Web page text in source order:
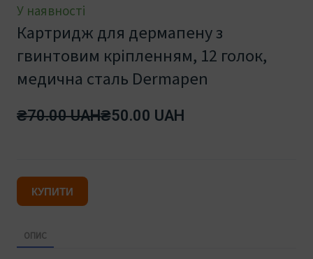
У наявності
Картридж для дермапену з
гвинтовим кріпленням, 12 голок,
медична сталь Dermapen
₴70.00 UAH₴50.00 UAH
КУПИТИ
ОПИС